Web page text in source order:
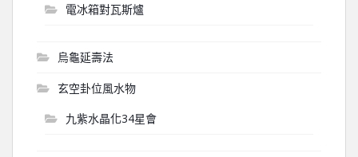
電冰箱對瓦斯爐
烏龜延壽法
玄空卦位風水物
九紫水晶化34星會